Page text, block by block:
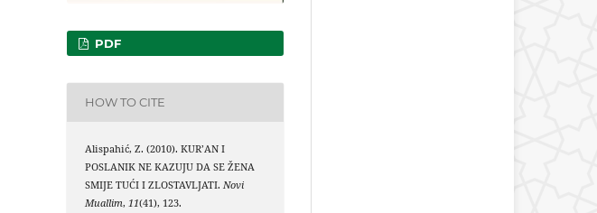
PDF
HOW TO CITE
Alispahić, Z. (2010). KUR’AN I
POSLANIK NE KAZUJU DA SE ŽENA
SMIJE TUĆI I ZLOSTAVLJATI. Novi
Muallim, 11(41), 123.